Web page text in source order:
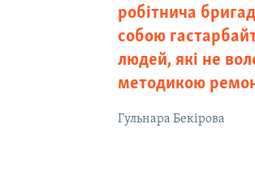
робітнича
собою
людей, які не
методикою
Гульнара Бекірова